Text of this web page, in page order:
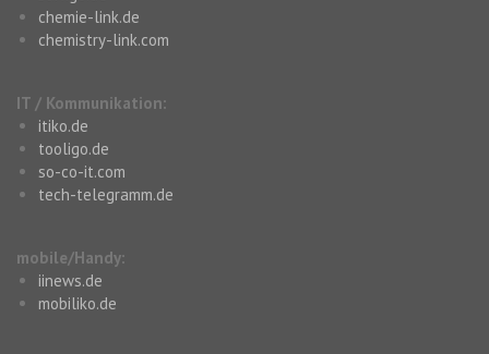
chemie-link.de
chemistry-link.com
IT / Kommunikation:
itiko.de
tooligo.de
so-co-it.com
tech-telegramm.de
mobile/Handy:
iinews.de
mobiliko.de